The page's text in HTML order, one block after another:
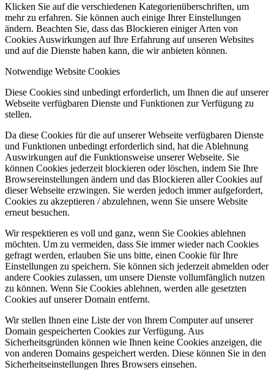
Klicken Sie auf die verschiedenen Kategorienüberschriften, um
mehr zu erfahren. Sie können auch einige Ihrer Einstellungen
ändern. Beachten Sie, dass das Blockieren einiger Arten von
Cookies Auswirkungen auf Ihre Erfahrung auf unseren Websites
und auf die Dienste haben kann, die wir anbieten können.
Notwendige Website Cookies
Diese Cookies sind unbedingt erforderlich, um Ihnen die auf unserer
Webseite verfügbaren Dienste und Funktionen zur Verfügung zu
stellen.
Da diese Cookies für die auf unserer Webseite verfügbaren Dienste
und Funktionen unbedingt erforderlich sind, hat die Ablehnung
Auswirkungen auf die Funktionsweise unserer Webseite. Sie
können Cookies jederzeit blockieren oder löschen, indem Sie Ihre
Browsereinstellungen ändern und das Blockieren aller Cookies auf
dieser Webseite erzwingen. Sie werden jedoch immer aufgefordert,
Cookies zu akzeptieren / abzulehnen, wenn Sie unsere Website
erneut besuchen.
Wir respektieren es voll und ganz, wenn Sie Cookies ablehnen
möchten. Um zu vermeiden, dass Sie immer wieder nach Cookies
gefragt werden, erlauben Sie uns bitte, einen Cookie für Ihre
Einstellungen zu speichern. Sie können sich jederzeit abmelden oder
andere Cookies zulassen, um unsere Dienste vollumfänglich nutzen
zu können. Wenn Sie Cookies ablehnen, werden alle gesetzten
Cookies auf unserer Domain entfernt.
Wir stellen Ihnen eine Liste der von Ihrem Computer auf unserer
Domain gespeicherten Cookies zur Verfügung. Aus
Sicherheitsgründen können wie Ihnen keine Cookies anzeigen, die
von anderen Domains gespeichert werden. Diese können Sie in den
Sicherheitseinstellungen Ihres Browsers einsehen.